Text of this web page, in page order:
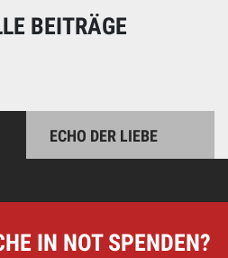
BEITRÄGE
ECHO DER LIEBE
IN NOT SPENDEN?